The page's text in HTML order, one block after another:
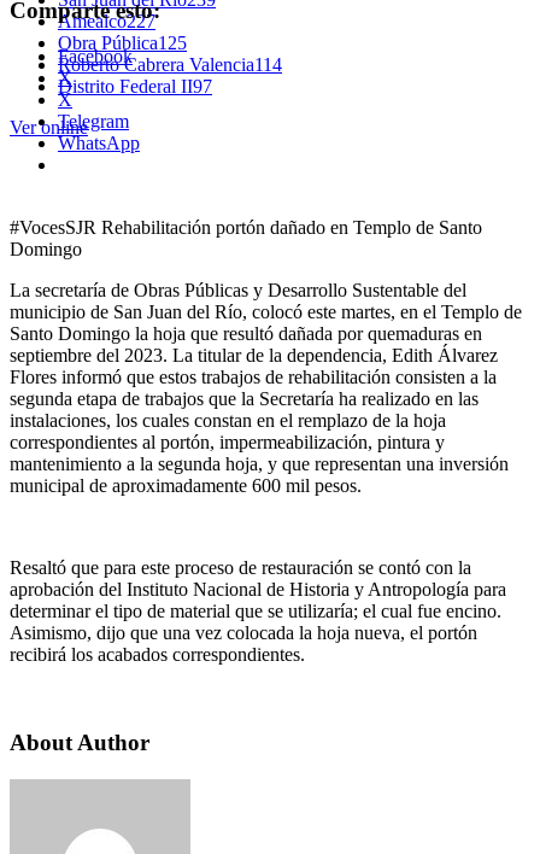
Amealco227
Obra Pública125
Roberto Cabrera Valencia114
Distrito Federal II97
Ver online
Comparte esto:
Facebook
X
X
Telegram
WhatsApp
#VocesSJR Rehabilitación portón dañado en Templo de Santo
Domingo
La secretaría de Obras Públicas y Desarrollo Sustentable del
municipio de San Juan del Río, colocó este martes, en el Templo de
Santo Domingo la hoja que resultó dañada por quemaduras en
septiembre del 2023. La titular de la dependencia, Edith Álvarez
Flores informó que estos trabajos de rehabilitación consisten a la
segunda etapa de trabajos que la Secretaría ha realizado en las
instalaciones, los cuales constan en el remplazo de la hoja
correspondientes al portón, impermeabilización, pintura y
mantenimiento a la segunda hoja, y que representan una inversión
municipal de aproximadamente 600 mil pesos.
Resaltó que para este proceso de restauración se contó con la
aprobación del Instituto Nacional de Historia y Antropología para
determinar el tipo de material que se utilizaría; el cual fue encino.
Asimismo, dijo que una vez colocada la hoja nueva, el portón
recibirá los acabados correspondientes.
About Author